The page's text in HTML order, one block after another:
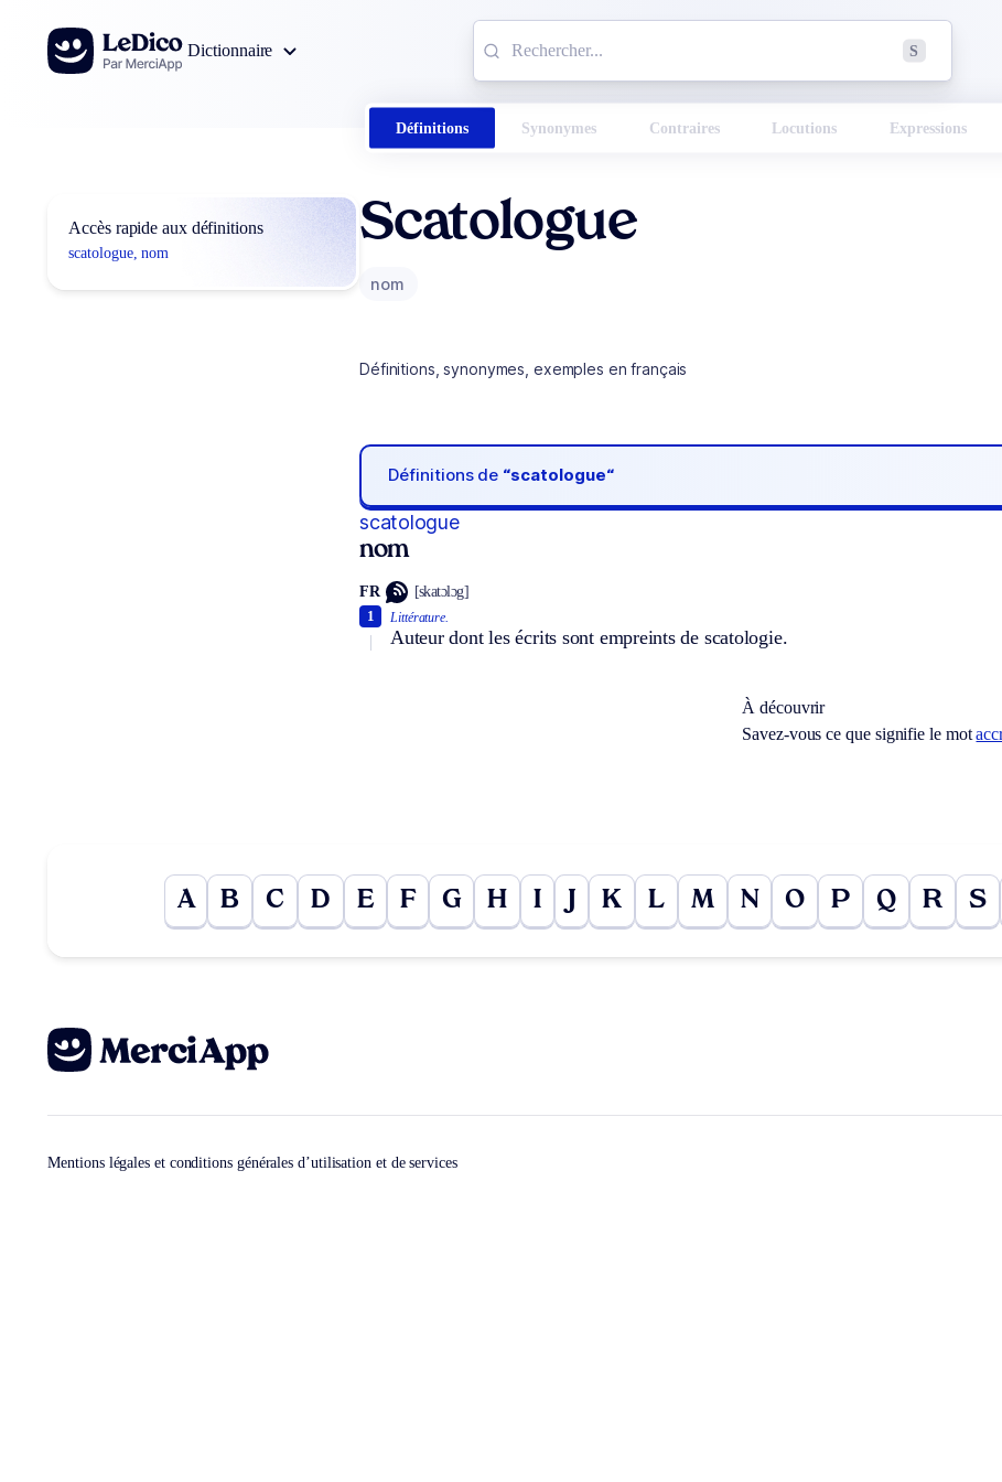
Aller au contenu
Dictionnaire
S
Définitions Synonymes Contraires Locutions Expressions
Accès rapide aux définitions
scatologue, nom
Scatologue
nom
Définitions, synonymes, exemples en français
Définitions de “scatologue“
scatologue
nom
FR [skatɔlɔg]
Littérature.
Auteur dont les écrits sont empreints de scatologie.
1
À découvrir
Savez-vous ce que signifie le mot
A B C D E F G H I K L M N O P Q R S
Mentions légales et conditions générales d’utilisation et de services